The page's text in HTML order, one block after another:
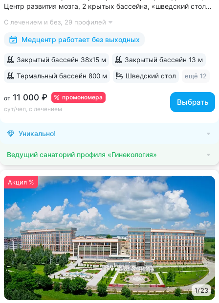
Центр развития мозга, 2 крытых бассейна, «шведский стол»
большой спа-комплекс, вода «Легенда Кавказа» •
Расположен в уединенном...
С лечением и без, 29 профилей
Медцентр работает без выходных
промономера
от 11 000 ₽
сут/чел, с лечением
Выбрать
Закрытый бассейн 38х15 м Закрытый бассейн 13 м
Термальный бассейн 800 м Шведский стол ещё 12
Уникально!
Ведущий санаторий профиля «Гинекология»
Акция %
1/23